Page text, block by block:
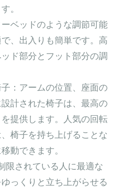
。
ーベッドのような調節可能
、出入りも簡単です。高
ド部分とフット部分の調
：アームの位置、座面の
計された椅子は、最高の
提供します。人気の回転
椅子を持ち上げることな
動できます。
限されている人に最適な
っくりと立ち上がらせる